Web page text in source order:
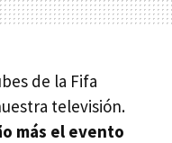
de la Fifa
televisión.
más el evento